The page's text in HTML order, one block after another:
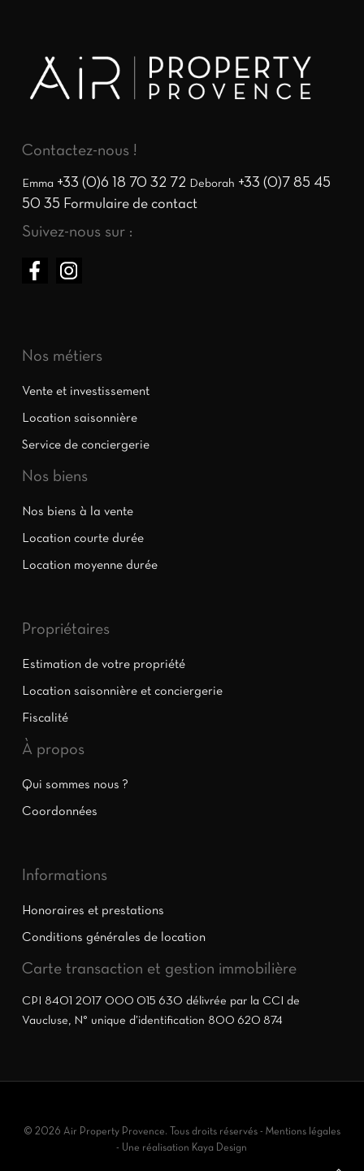
Contactez-nous !
Emma +33 (0)6 18 70 32 72 Deborah +33 (0)7 85 45
50 35 Formulaire de contact
Suivez-nous sur :
Nos métiers
Vente et investissement
Location saisonnière
Service de conciergerie
Nos biens
Nos biens à la vente
Location courte durée
Location moyenne durée
Propriétaires
Estimation de votre propriété
Location saisonnière et conciergerie
Fiscalité
À propos
Qui sommes nous ?
Coordonnées
Informations
Honoraires et prestations
Conditions générales de location
Carte transaction et gestion immobilière
CPI 8401 2017 000 015 630 délivrée par la CCI de
Vaucluse, N° unique d’identification 800 620 874
© 2026 Air Property Provence. Tous droits réservés - Mentions légales
- Une réalisation Kaya Design